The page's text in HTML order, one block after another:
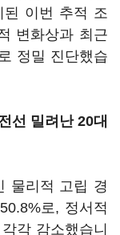
된 이번 추적 조
변화상과 최근
정밀 진단했습
선 밀려난 20대
물리적 고립 경
로, 정서적
각 감소했습니